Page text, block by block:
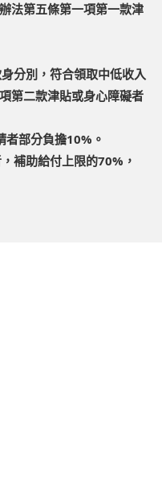
法第五條第一項第一款津
分別，符合領取中低收入
第二款津貼或身心障礙者
部分負擔10%。
補助給付上限的70%，